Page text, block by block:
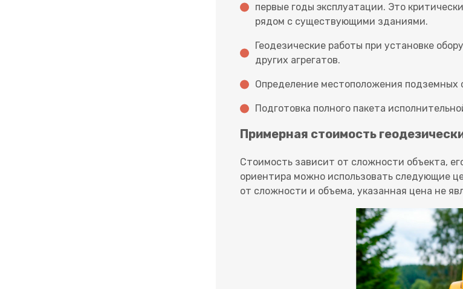
первые годы эксплуатации. Это
рядом с существующими зданиями.
Геодезические работы при установке
других агрегатов.
Определение местоположения
Подготовка полного пакета
Примерная стоимость
Стоимость зависит от сложности объекта,
ориентира можно использовать следующие
от сложности и объема, указанная цена не